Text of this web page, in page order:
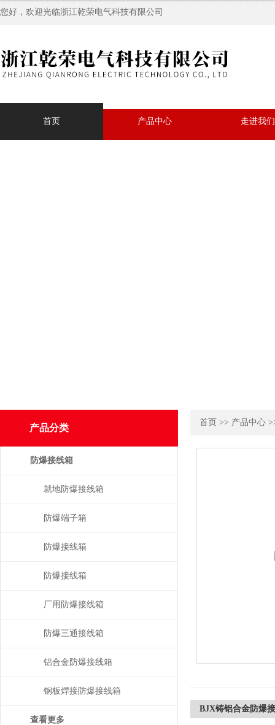
您好，欢迎光临浙江乾荣电气科技有限公司
首页 产品中心 走进我们
首页 >> 产品中心
BJX铸铝合金防爆
产品分类
防爆接线箱
就地防爆接线箱
防爆端子箱
防爆接线箱
防爆接线箱
厂用防爆接线箱
防爆三通接线箱
铝合金防爆接线箱
钢板焊接防爆接线箱
查看更多